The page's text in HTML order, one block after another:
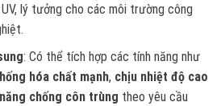
lý tưởng cho các môi trường công
: Có thể tích hợp các tính năng như
hóa chất mạnh, chịu nhiệt độ cao
chống côn trùng theo yêu cầu